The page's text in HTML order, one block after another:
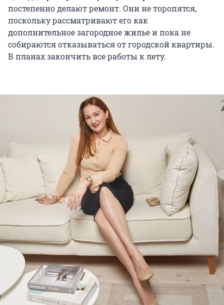
постепенно делают ремонт. Они не торопятся,
поскольку рассматривают его как
дополнительное загородное жилье и пока не
собираются отказываться от городской квартиры.
В планах закончить все работы к лету.